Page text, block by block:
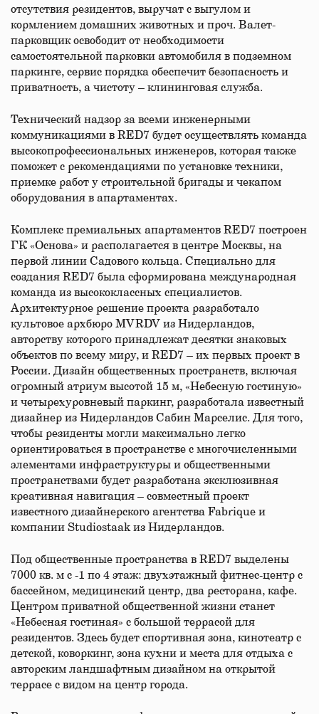
отсутствия резидентов, выручат с выгулом и
кормлением домашних животных и проч. Валет-
парковщик освободит от необходимости
самостоятельной парковки автомобиля в подземном
паркинге, сервис порядка обеспечит безопасность и
приватность, а чистоту – клининговая служба.
Технический надзор за всеми инженерными
коммуникациями в RED7 будет осуществлять команда
высокопрофессиональных инженеров, которая также
поможет с рекомендациями по установке техники,
приемке работ у строительной бригады и чекапом
оборудования в апартаментах.
Комплекс премиальных апартаментов RED7 построен
ГК «Основа» и располагается в центре Москвы, на
первой линии Садового кольца. Специально для
создания RED7 была сформирована международная
команда из высококлассных специалистов.
Архитектурное решение проекта разработало
культовое архбюро MVRDV из Нидерландов,
авторству которого принадлежат десятки знаковых
объектов по всему миру, и RED7 – их первых проект в
России. Дизайн общественных пространств, включая
огромный атриум высотой 15 м, «Небесную гостиную»
и четырехуровневый паркинг, разработала известный
дизайнер из Нидерландов Сабин Марселис. Для того,
чтобы резиденты могли максимально легко
ориентироваться в пространстве с многочисленными
элементами инфраструктуры и общественными
пространствами будет разработана эксклюзивная
креативная навигация – совместный проект
известного дизайнерского агентства Fabrique и
компании Studiostaak из Нидерландов.
Под общественные пространства в RED7 выделены
7000 кв. м с -1 по 4 этаж: двухэтажный фитнес-центр с
бассейном, медицинский центр, два ресторана, кафе.
Центром приватной общественной жизни станет
«Небесная гостиная» с большой террасой для
резидентов. Здесь будет спортивная зона, кинотеатр с
детской, коворкинг, зона кухни и места для отдыха с
авторским ландшафтным дизайном на открытой
террасе с видом на центр города.